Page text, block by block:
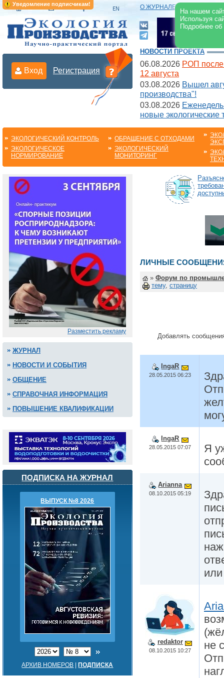
Уведомление подписчикам!
На нашем
Используя
Подробнее
О ЖУРНАЛЕ |
Вход Регистрация
НОВОСТИ ПРОЕКТА
06.08.2026 РОП после
12 августа
03.08.2026 Вышел
производства"!
03.08.2026
новые экологические
ЭКОЛОГИЧЕСКИЙ КОНТРОЛЬ
ЭКОЛОГИЧЕСКОЕ
НОРМИРОВАНИЕ
ОБРАЩЕНИЕ С ОТХОДАМИ
ЭКОЛОГИЧЕСКИЙ
МОНИТОРИНГ
Разместить рекламу
ЖУРНАЛ
НОВОСТИ И СОБЫТИЯ
ОБЩЕНИЕ
СПРАВОЧНАЯ ИНФОРМАЦИЯ
ПОВЫШЕНИЕ КВАЛИФИКАЦИИ
ПОДПИСКА НА ЖУРНАЛ
ВЫПУСК №8 2026
АРХИВ НОМЕРОВ ПОДПИСКА
ЛИЧНЫЕ
» Форум по
тему, страницу
Добавлять
IngaR
28.05.2015 06:23
IngaR
28.05.2015 07:07
Я
Arianna
08.10.2015 05:19
redaktor
08.10.2015 10:27
не